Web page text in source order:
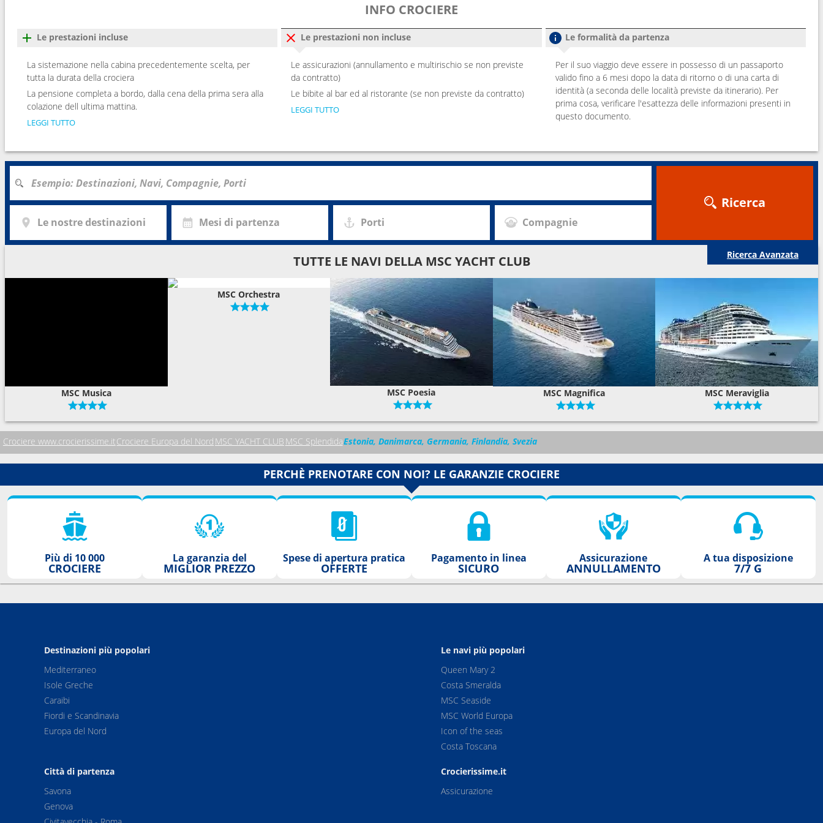
INFO CROCIERE
Le prestazioni incluse
La sistemazione nella cabina precedentemente scelta, per
tutta la durata della crociera
La pensione completa a bordo, dalla cena della prima sera alla
colazione dell ultima mattina.
LEGGI TUTTO
Le prestazioni non incluse
Le assicurazioni (annullamento e multirischio se non previste
da contratto)
Le bibite al bar ed al ristorante (se non previste da contratto)
LEGGI TUTTO
Le formalità da partenza
Per il suo viaggio deve essere in possesso di un passaporto
valido fino a 6 mesi dopo la data di ritorno o di una carta di
identità (a seconda delle località previste da itinerario). Per
prima cosa, verificare l'esattezza delle informazioni presenti in
questo documento.
Le nostre destinazioni Mesi di partenza Porti Compagnie
Ricerca
Ricerca Avanzata
TUTTE LE NAVI DELLA MSC YACHT CLUB
MSC Musica
MSC Orchestra
MSC Poesia MSC Magnifica MSC Meraviglia
Crociere www.crocierissime.itCrociere Europa del Nord MSC YACHT CLUB MSC SplendidaEstonia, Danimarca, Germania, Finlandia, Svezia
PERCHÈ PRENOTARE CON NOI? LE GARANZIE CROCIERE
Più di 10 000
CROCIERE
La garanzia del
MIGLIOR PREZZO
Spese di apertura pratica
OFFERTE
Pagamento in linea
SICURO
Assicurazione
ANNULLAMENTO
A tua disposizione
7/7 G
Destinazioni più popolari
Mediterraneo
Isole Greche
Caraibi
Fiordi e Scandinavia
Europa del Nord
Le navi più popolari
Queen Mary 2
Costa Smeralda
MSC Seaside
MSC World Europa
Icon of the seas
Costa Toscana
Città di partenza
Savona
Genova
Crocierissime.it
Assicurazione